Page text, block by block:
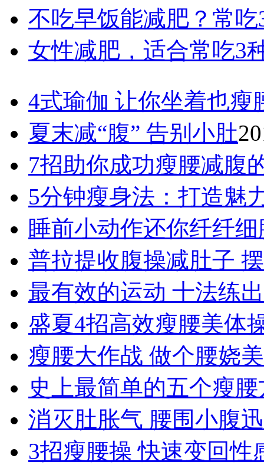
不吃早饭能减肥？常吃
女性减肥，适合常吃3
4式瑜伽 让你坐着也瘦
夏末减“腹” 告别小肚
7招助你成功瘦腰减腹
5分钟瘦身法：打造魅
睡前小动作还你纤纤细
普拉提收腹操减肚子 摆
最有效的运动 十法练出
盛夏4招高效瘦腰美体
瘦腰大作战 做个腰娆美
史上最简单的五个瘦腰
消灭肚胀气 腰围小腹迅
3招瘦腰操 快速变回性